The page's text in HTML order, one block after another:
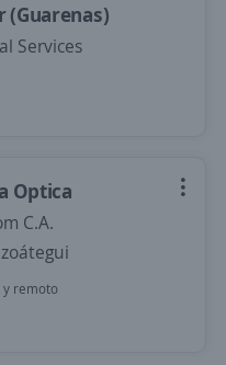
(Guarenas)
Services
Optica
C.A.
y remoto